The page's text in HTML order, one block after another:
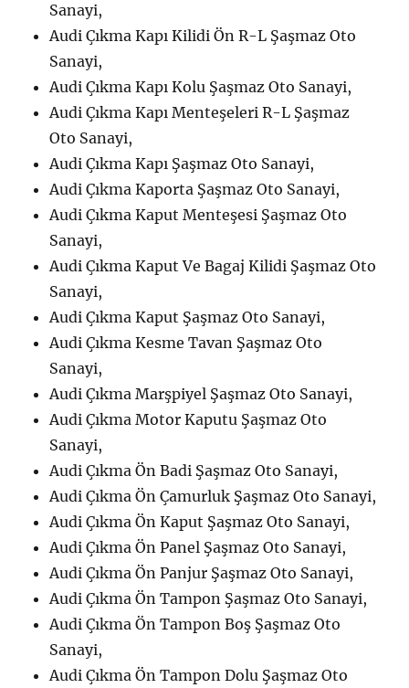
Sanayi,
Audi Çıkma Kapı Kilidi Ön R-L Şaşmaz Oto
Sanayi,
Audi Çıkma Kapı Kolu Şaşmaz Oto Sanayi,
Audi Çıkma Kapı Menteşeleri R-L Şaşmaz
Oto Sanayi,
Audi Çıkma Kapı Şaşmaz Oto Sanayi,
Audi Çıkma Kaporta Şaşmaz Oto Sanayi,
Audi Çıkma Kaput Menteşesi Şaşmaz Oto
Sanayi,
Audi Çıkma Kaput Ve Bagaj Kilidi Şaşmaz Oto
Sanayi,
Audi Çıkma Kaput Şaşmaz Oto Sanayi,
Audi Çıkma Kesme Tavan Şaşmaz Oto
Sanayi,
Audi Çıkma Marşpiyel Şaşmaz Oto Sanayi,
Audi Çıkma Motor Kaputu Şaşmaz Oto
Sanayi,
Audi Çıkma Ön Badi Şaşmaz Oto Sanayi,
Audi Çıkma Ön Çamurluk Şaşmaz Oto Sanayi,
Audi Çıkma Ön Kaput Şaşmaz Oto Sanayi,
Audi Çıkma Ön Panel Şaşmaz Oto Sanayi,
Audi Çıkma Ön Panjur Şaşmaz Oto Sanayi,
Audi Çıkma Ön Tampon Şaşmaz Oto Sanayi,
Audi Çıkma Ön Tampon Boş Şaşmaz Oto
Sanayi,
Audi Çıkma Ön Tampon Dolu Şaşmaz Oto